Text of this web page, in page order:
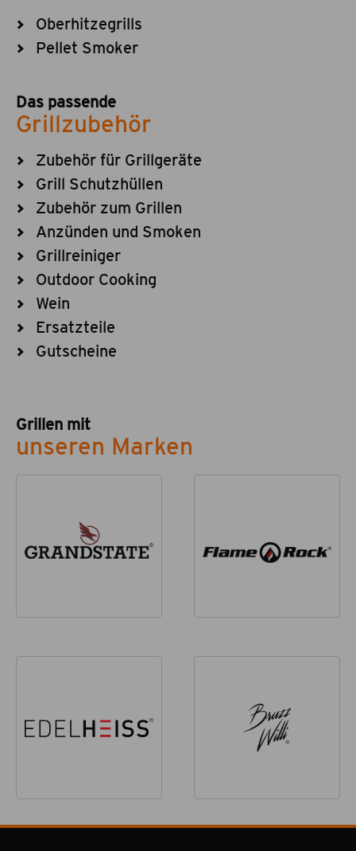
Oberhitzegrills
Pellet Smoker
Das passende
Grillzubehör
Zubehör für Grillgeräte
Grill Schutzhüllen
Zubehör zum Grillen
Anzünden und Smoken
Grillreiniger
Outdoor Cooking
Wein
Ersatzteile
Gutscheine
Grillen mit
unseren Marken